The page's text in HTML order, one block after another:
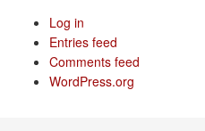
Log in
Entries feed
Comments feed
WordPress.org